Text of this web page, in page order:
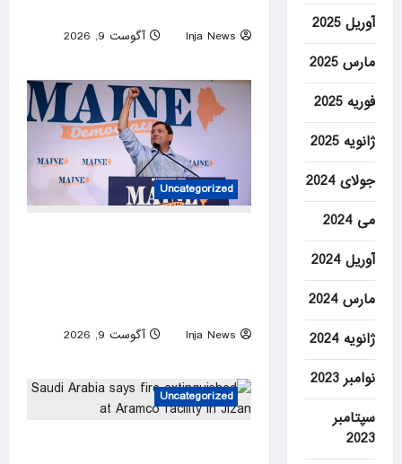
Inja News
آگوست 9, 2026
Uncategorized
Inja News
آگوست 9, 2026
Uncategorized
آوریل 2025
مارس 2025
فوریه 2025
ژانویه 2025
جولای 2024
می 2024
آوریل 2024
مارس 2024
ژانویه 2024
نوامبر 2023
سپتامبر
2023